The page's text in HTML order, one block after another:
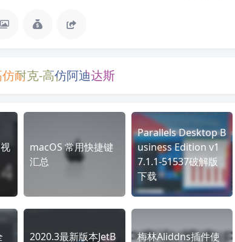
耐克-高仿阿迪达斯
macOS 常用快捷键
汇总
Parallels Desktop B
usiness Edition v1
7.1.1-51537破解版
下载
2020.3最新版本JetB 梅林Aliddns插件使